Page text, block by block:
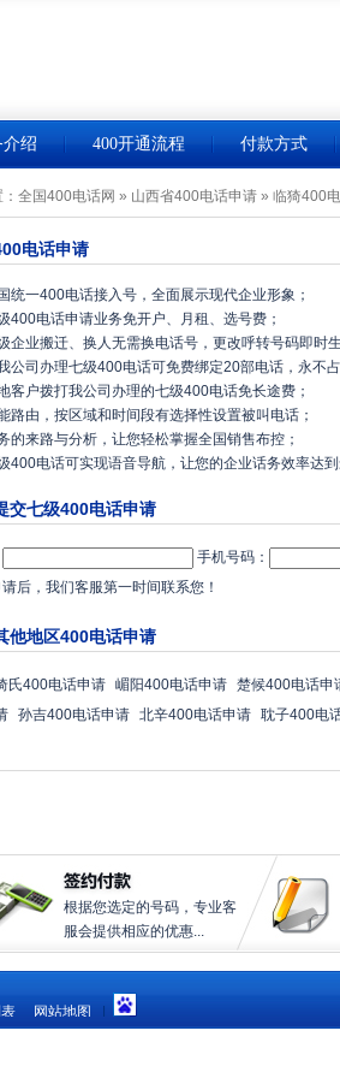
介绍 400开通流程 付款方式
全国400电话网 » 山西省400电话申请 » 临猗400
电话申请
统一400电话接入号，全面展示现代企业形象；
400电话申请业务免开户、月租、选号费；
企业搬迁、换人无需换电话号，更改呼转号码即时生
公司办理七级400电话可免费绑定20部电话，永不占
客户拨打我公司办理的七级400电话免长途费；
路由，按区域和时间段有选择性设置被叫电话；
的来路与分析，让您轻松掌握全国销售布控；
400电话可实现语音导航，让您的企业话务效率达到
交七级400电话申请
手机号码：
后，我们客服第一时间联系您！
他地区400电话申请
氏400电话申请 嵋阳400电话申请 楚候400电话申
孙吉400电话申请 北辛400电话申请 耽子400电
根据您选定的号码，专业客
服会提供相应的优惠...
网站地图